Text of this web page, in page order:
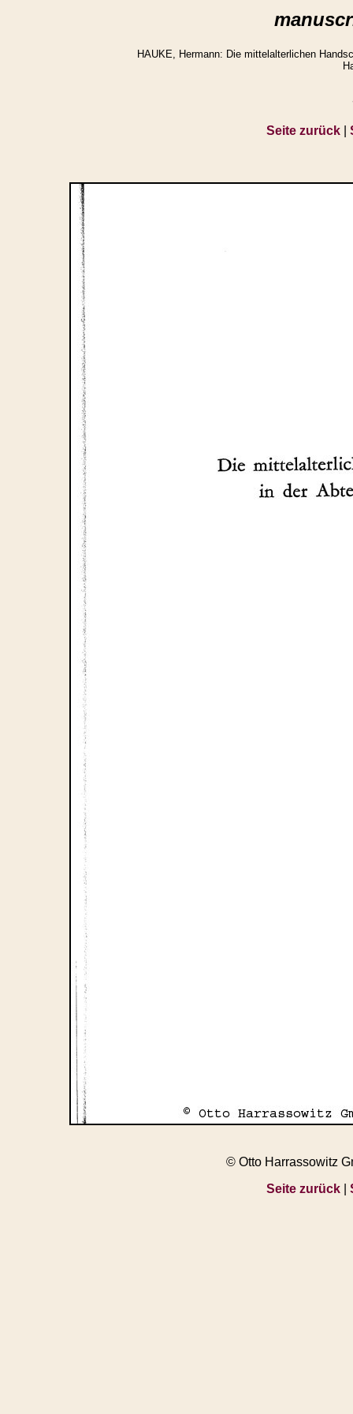
HAUKE, Hermann: Die mittelalterlichen
Seite zurück|
© Otto Harrassowitz
Seite zurück|